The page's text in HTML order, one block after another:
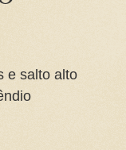
e salto alto